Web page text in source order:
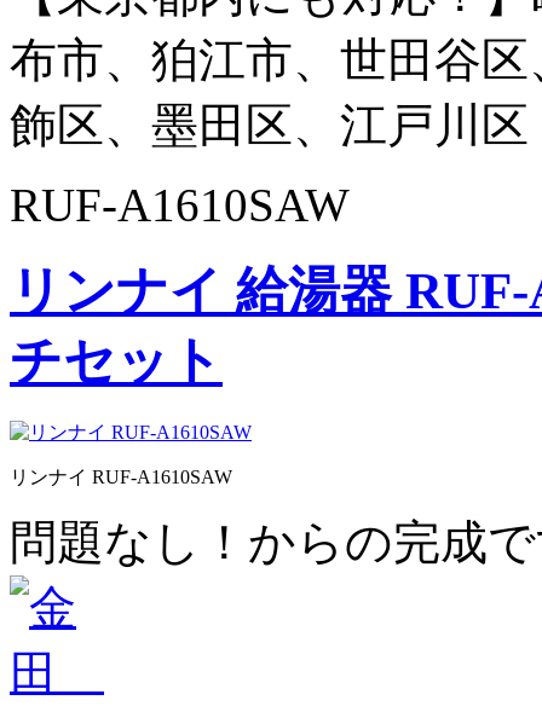
布市、狛江市、世田谷
飾区、墨田区、江戸川区
RUF-A1610SAW
リンナイ 給湯器
チセット
リンナイ RUF-A1610SAW
問題なし！からの完成